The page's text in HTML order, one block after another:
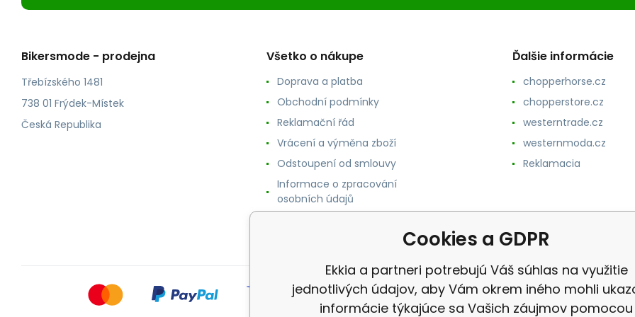
Bikersmode - prodejna
Třebízského 1481
738 01 Frýdek-Místek
Česká Republika
Všetko o nákupe
Doprava a platba
Obchodní podmínky
Reklamační řád
Vrácení a výměna zboží
Odstoupení od smlouvy
Informace o zpracování
osobních údajů
Ďalšie informácie
chopperhorse.cz
chopperstore.cz
westerntrade.cz
westernmoda.cz
Reklamacia
Cookies a GDPR
Ekkia a partneri potrebujú Váš súhlas na využitie
jednotlivých údajov, aby Vám okrem iného mohli
informácie týkajúce sa Vašich záujmov pomocou